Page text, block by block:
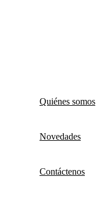
Quiénes somos
Novedades
Contáctenos